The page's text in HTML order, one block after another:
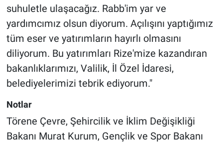
suhuletle ulaşacağız. Rabb'im yar ve
yardımcımız olsun diyorum. Açılışını yaptığımız
tüm eser ve yatırımların hayırlı olmasını
diliyorum. Bu yatırımları Rize'mize kazandıran
bakanlıklarımızı, Valilik, İl Özel İdaresi,
belediyelerimizi tebrik ediyorum."
Notlar
Törene Çevre, Şehircilik ve İklim Değişikliği
Bakanı Murat Kurum, Gençlik ve Spor Bakanı